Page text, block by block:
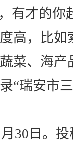
有才的
高，比
菜、海
“瑞安市
30日。